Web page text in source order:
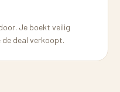
Je boekt veilig
deal verkoopt.